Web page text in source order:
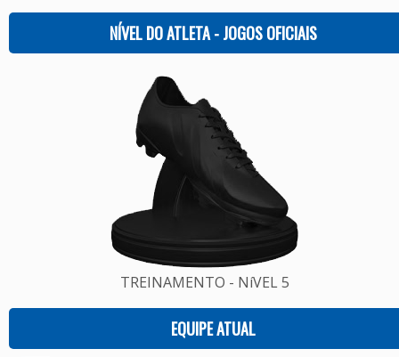
NÍVEL DO ATLETA - JOGOS OFICIAIS
TREINAMENTO - NíVEL 5
EQUIPE ATUAL